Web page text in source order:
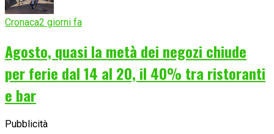
Cronaca2 giorni fa
Agosto, quasi la metà dei negozi chiude
per ferie dal 14 al 20, il 40% tra ristoranti
e bar
Pubblicità